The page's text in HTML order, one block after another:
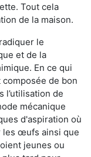
Tout cela
de la maison.
le
et de la
En ce qui
de bon
l’utilisation de
mécanique
d'aspiration où
les œufs ainsi que
jeunes ou